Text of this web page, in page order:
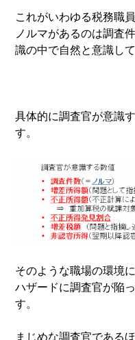
これがいわゆる税務職
ノルマがあるのは調査
識の中で自然と意識し
具体的に調査官が意識
す。
そのような職場の環境
ハザードに調査官が陥
す。
まじめな調査官である